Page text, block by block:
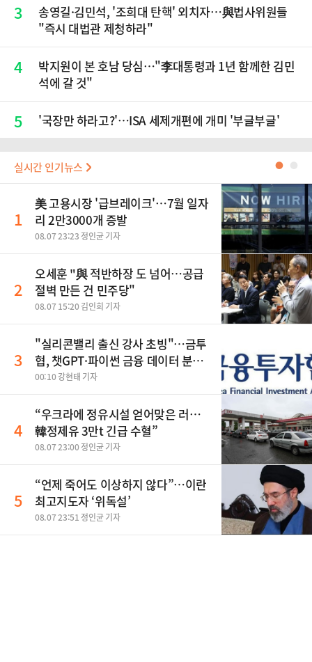
3
송영길·김민석, '조희대 탄핵' 외치자…與법사위원들
"즉시 대법관 제청하라"
4
박지원이 본 호남 당심…"李대통령과 1년 함께한 김민
석에 갈 것"
5 '국장만 하라고?'…ISA 세제개편에 개미 '부글부글'
실시간 인기뉴스 ●
1
美 고용시장 '급브레이크'…7월 일자
리 2만3000개 증발
08.07 23:23 정인균 기자
2
오세훈 "與 적반하장 도 넘어…공급
절벽 만든 건 민주당"
08.07 15:20 김인희 기자
3
"실리콘밸리 출신 강사 초빙"…금투
협, 챗GPT·파이썬 금융 데이터 분석
과정 개설
00:10 강현태 기자
4
“우크라에 정유시설 얻어맞은 러…
韓정제유 3만t 긴급 수혈”
08.07 23:00 정인균 기자
5
“언제 죽어도 이상하지 않다”…이란
최고지도자 ‘위독설’
08.07 23:51 정인균 기자